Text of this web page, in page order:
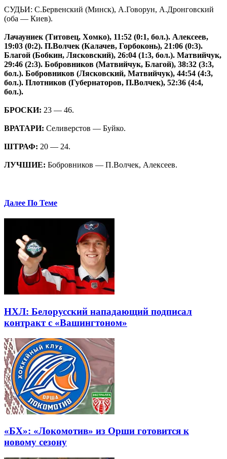
СУДЬИ: С.Бервенский (Минск), А.Говорун, А.Дронговский
(оба — Киев).
Лачауниек (Титовец, Хомко), 11:52 (0:1, бол.). Алексеев,
19:03 (0:2). П.Волчек (Калачев, Горбоконь), 21:06 (0:3).
Благой (Бобкин, Лясковский), 26:04 (1:3, бол.). Матвийчук,
29:46 (2:3). Бобровников (Матвийчук, Благой), 38:32 (3:3,
бол.). Бобровников (Лясковский, Матвийчук), 44:54 (4:3,
бол.). Плотников (Губернаторов, П.Волчек), 52:36 (4:4,
бол.).
БРОСКИ: 23 — 46.
ВРАТАРИ: Селиверстов — Буйко.
ШТРАФ: 20 — 24.
ЛУЧШИЕ: Бобровников — П.Волчек, Алексеев.
Далее По Теме
НХЛ: Белорусский нападающий подписал
контракт с «Вашингтоном»
«БХ»: «Локомотив» из Орши готовится к
новому сезону